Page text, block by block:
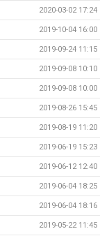
2020-03-02 17:24
2019-10-04 16:00
2019-09-24 11:15
2019-09-08 10:10
2019-09-08 10:00
2019-08-26 15:45
2019-08-19 11:20
2019-06-19 15:23
2019-06-12 12:40
2019-06-04 18:25
2019-06-04 18:16
2019-05-22 11:45